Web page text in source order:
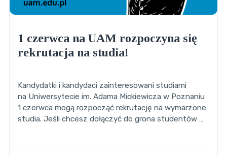
1 czerwca na UAM rozpoczyna się
rekrutacja na studia!
Kandydatki i kandydaci zainteresowani studiami
na Uniwersytecie im. Adama Mickiewicza w Poznaniu
1 czerwca mogą rozpocząć rekrutację na wymarzone
studia. Jeśli chcesz dołączyć do grona studentów …